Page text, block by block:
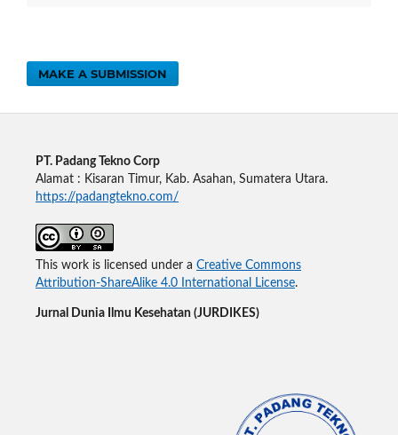
MAKE A SUBMISSION
PT. Padang Tekno Corp
Alamat : Kisaran Timur, Kab. Asahan, Sumatera Utara.
https://padangtekno.com/
This work is licensed under a Creative Commons
Attribution-ShareAlike 4.0 International License.
Jurnal Dunia Ilmu Kesehatan (JURDIKES)